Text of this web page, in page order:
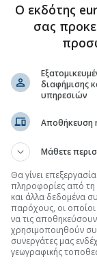
Ο εκδότης
σας
διαφήμισης
υπηρεσιών
Αποθήκευση
Μάθετε
Θα γίνει
πληροφορίες από τη
και άλλα δεδομένα
παρόχους, οι
να τις
χρησιμοποιηθούν
συνεργάτες μας
γεωγραφικής